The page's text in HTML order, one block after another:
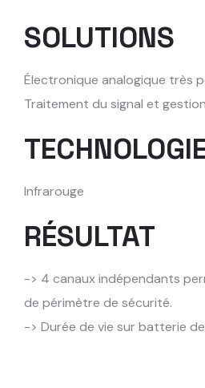
SOLUTIONS
Électronique analogique très
Traitement du signal et
Infrarouge
RÉSULTAT
-> 4 canaux indépendants
de périmètre de sécurité.
-> Durée de vie sur batterie